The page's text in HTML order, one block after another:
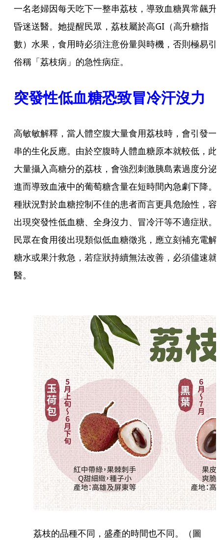
一名老婦因每天吃下一整串荔枝，導致血糖異常飆升
昏迷送醫。她提醒民眾，荔枝屬於高GI（高升糖指
數）水果，食用時必須注意份量與時機，否則極易引
俗稱「荔枝病」的急性病症。
突發性低血糖恐致冒冷汗沒力
高敏敏解釋，當人體空腹大量食用荔枝時，會引發一
串的生化反應。由於空腹時人體血糖原本就較低，此
大量攝入高糖分的荔枝，會強烈刺激胰島素過度分泌
進而導致血液中的葡萄糖含量在短時間內急劇下降。
種狀況對於血糖控制不佳的患者而言更具危險性，容
出現突發性低血糖、全身沒力、冒冷汗等不適症狀。
民眾在食用後出現類似低血糖徵兆，應立刻補充電解
糖水或果汁救急，若症狀持續無法改善，必須儘速就
醫。
荔枝的品種不同，盛產的時間也不同。（圖